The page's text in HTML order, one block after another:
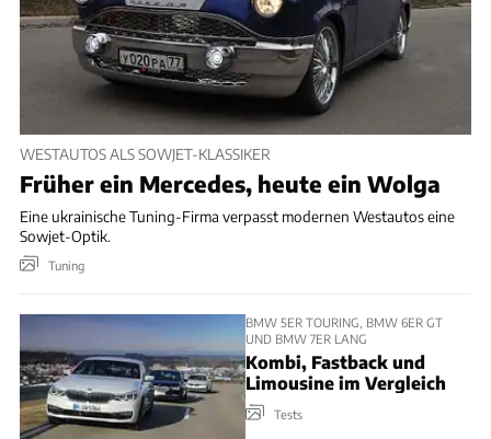
WESTAUTOS ALS SOWJET-KLASSIKER
Früher ein Mercedes, heute ein Wolga
Eine ukrainische Tuning-Firma verpasst modernen Westautos eine
Sowjet-Optik.
Tuning
BMW 5ER TOURING, BMW 6ER GT
UND BMW 7ER LANG
Kombi, Fastback und
Limousine im Vergleich
Tests